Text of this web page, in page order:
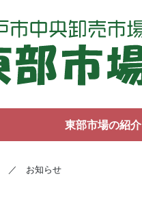
東部市場の紹介
／ お知らせ